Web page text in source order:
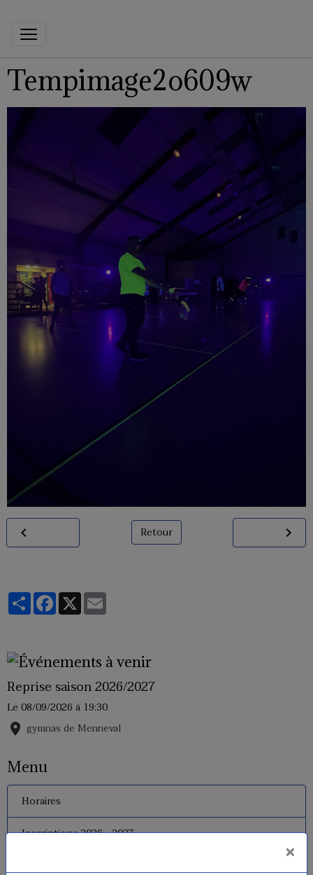
Tempimage2o609w
Retour
PartagerFacebook
X
Reprise saison 2026/2027
Le 08/09/2026 à 19:30
gymnas de Menneval
Menu
Horaires
Inscriptions 2026 - 2027
×